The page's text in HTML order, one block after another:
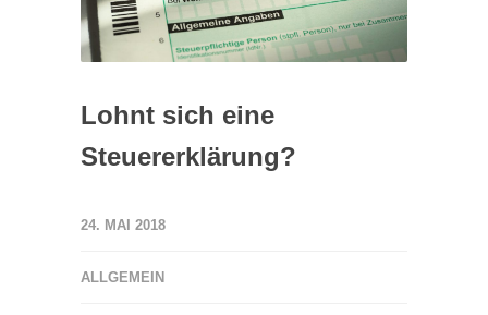
Lohnt sich eine
Steuererklärung?
24. MAI 2018
ALLGEMEIN